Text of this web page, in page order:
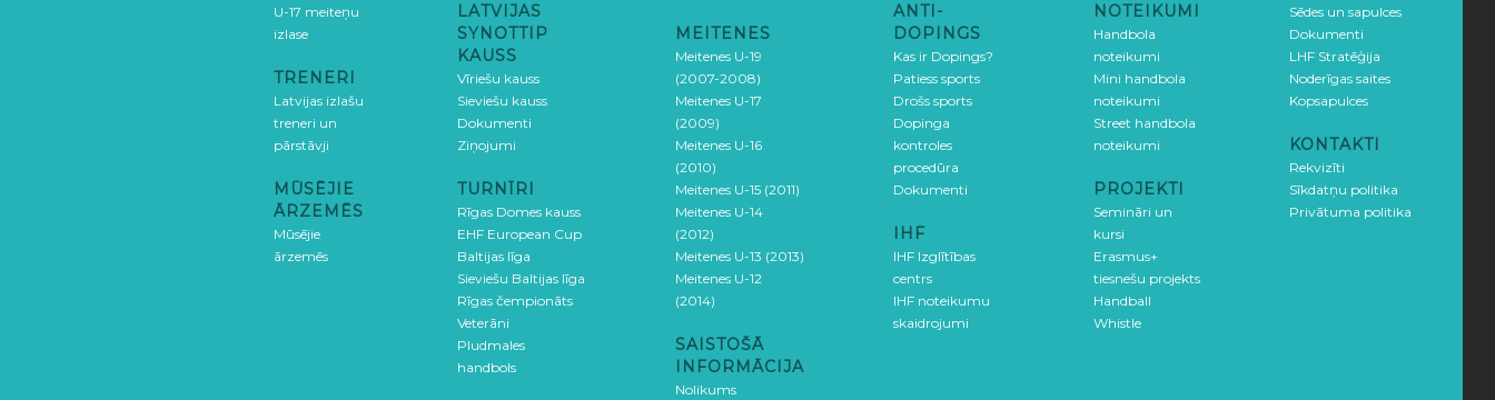
U-17 meiteņu
izlase
TRENERI
Latvijas izlašu
treneri un
pārstāvji
MŪSĒJIE
ĀRZEMĒS
Mūsējie
ārzemēs
LATVIJAS
SYNOTTIP
KAUSS
Vīriešu kauss
Sieviešu kauss
Dokumenti
Ziņojumi
TURNĪRI
Rīgas Domes kauss
EHF European Cup
Baltijas līga
Sieviešu Baltijas līga
Rīgas čempionāts
Veterāni
Pludmales
handbols
MEITENES
Meitenes U-19
(2007-2008)
Meitenes U-17
(2009)
Meitenes U-16
(2010)
Meitenes U-15 (2011)
Meitenes U-14
(2012)
Meitenes U-13 (2013)
Meitenes U-12
(2014)
SAISTOŠĀ
INFORMĀCIJA
Nolikums
ANTI-
DOPINGS
Kas ir Dopings?
Patiess sports
Drošs sports
Dopinga
kontroles
procedūra
Dokumenti
IHF
IHF Izglītības
centrs
IHF noteikumu
skaidrojumi
NOTEIKUMI
Handbola
noteikumi
Mini handbola
noteikumi
Street handbola
noteikumi
PROJEKTI
Semināri un
kursi
Erasmus+
tiesnešu projekts
Handball
Whistle
Sēdes un sapulces
Dokumenti
LHF Stratēģija
Noderīgas saites
Kopsapulces
KONTAKTI
Rekvizīti
Sīkdatņu politika
Privātuma politika